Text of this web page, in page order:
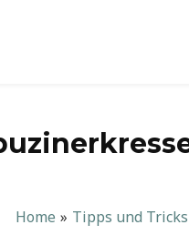
Home
Tipps und Tricks